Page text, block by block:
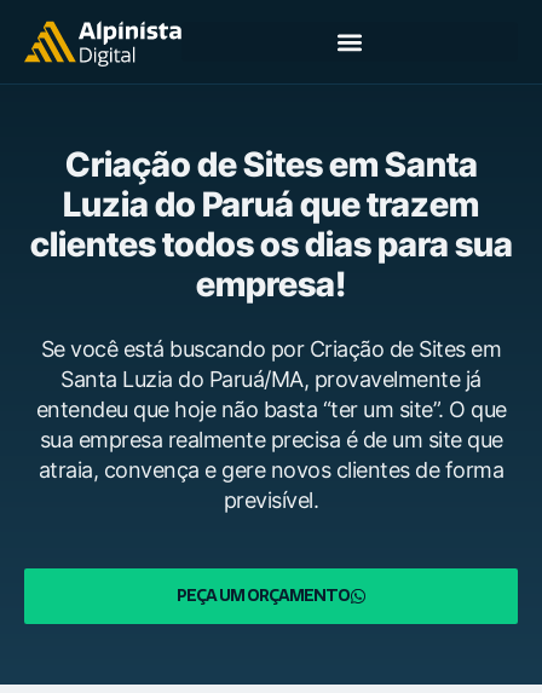
Criação de Sites em Santa
Luzia do Paruá que trazem
clientes todos os dias para sua
empresa!
Se você está buscando por Criação de Sites em
Santa Luzia do Paruá/MA, provavelmente já
entendeu que hoje não basta “ter um site”. O que
sua empresa realmente precisa é de um site que
atraia, convença e gere novos clientes de forma
previsível.
PEÇA UM ORÇAMENTO